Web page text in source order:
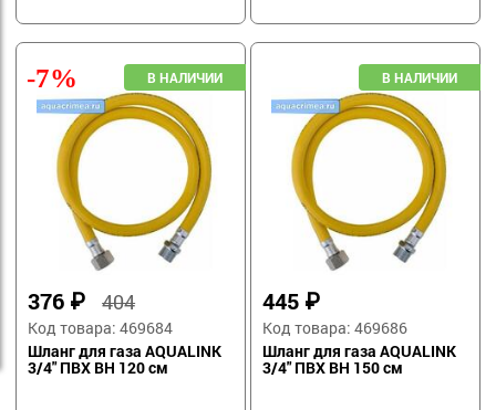
376 ₽404
Код товара: 469684
Шланг для газа AQUALINK
3/4" ПВХ ВН 120 см
-7%
445 ₽
Код товара: 469686
Шланг для газа AQUALINK
3/4" ПВХ ВН 150 см